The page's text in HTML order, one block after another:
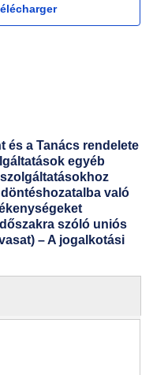
és a Tanács rendelete
egyéb
való
szóló uniós
– A jogalkotási